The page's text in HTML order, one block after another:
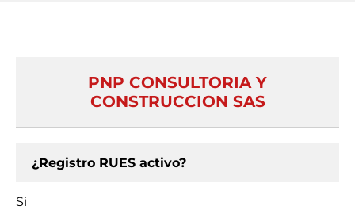
PNP CONSULTORIA Y
CONSTRUCCION SAS
¿Registro RUES activo?
Si